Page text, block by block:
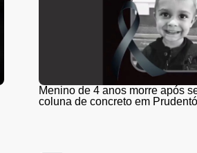
Menino de 4 anos morre após
coluna de concreto em